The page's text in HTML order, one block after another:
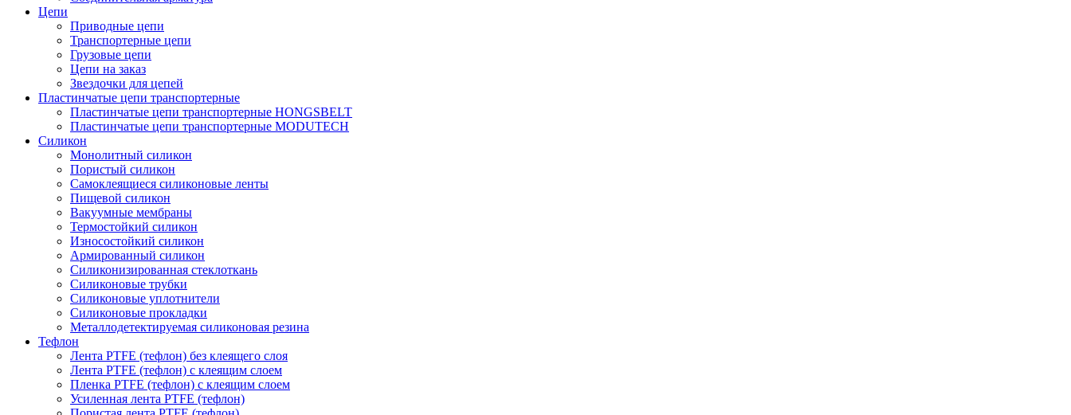
Цепи
Приводные цепи
Транспортерные цепи
Грузовые цепи
Цепи на заказ
Звездочки для цепей
Пластинчатые цепи транспортерные
Пластинчатые цепи транспортерные HONGSBELT
Пластинчатые цепи транспортерные MODUTECH
Силикон
Монолитный силикон
Пористый силикон
Самоклеящиеся силиконовые ленты
Пищевой силикон
Вакуумные мембраны
Термостойкий силикон
Износостойкий силикон
Армированный силикон
Силиконизированная стеклоткань
Силиконовые трубки
Силиконовые уплотнители
Силиконовые прокладки
Металлодетектируемая силиконовая резина
Тефлон
Лента PTFE (тефлон) без клеящего слоя
Лента PTFE (тефлон) с клеящим слоем
Пленка PTFE (тефлон) с клеящим слоем
Усиленная лента PTFE (тефлон)